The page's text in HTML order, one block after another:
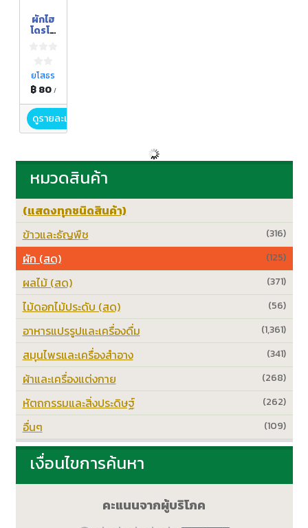
ผักไฮ
โดรโป
ยโสธร
฿ 80 /
ดูรายละเอียด
หมวดสินค้า
(แสดงทุกชนิดสินค้า)
(316)
ข้าวและธัญพืช
(125)
ผัก (สด)
(371)
ผลไม้ (สด)
(56)
ไม้ดอกไม้ประดับ (สด)
(1,361)
อาหารแปรรูปและเครื่องดื่ม
(341)
สมุนไพรและเครื่องสำอาง
(268)
ผ้าและเครื่องแต่งกาย
(262)
หัตถกรรมและสิ่งประดิษฐ์
(109)
อื่นๆ
เงื่อนไขการค้นหา
คะแนนจากผู้บริโภค